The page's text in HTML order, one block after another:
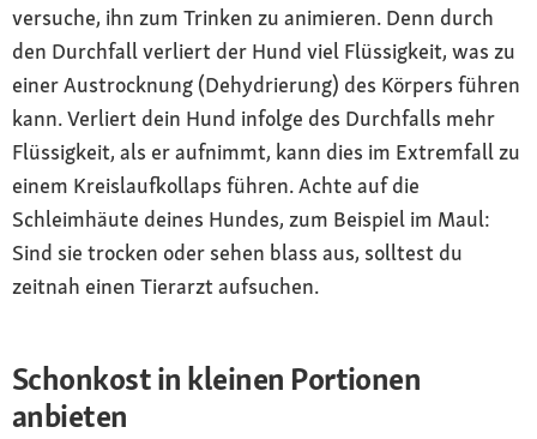
versuche, ihn zum Trinken zu animieren. Denn durch
den Durchfall verliert der Hund viel Flüssigkeit, was zu
einer Austrocknung (Dehydrierung) des Körpers führen
kann. Verliert dein Hund infolge des Durchfalls mehr
Flüssigkeit, als er aufnimmt, kann dies im Extremfall zu
einem Kreislaufkollaps führen. Achte auf die
Schleimhäute deines Hundes, zum Beispiel im Maul:
Sind sie trocken oder sehen blass aus, solltest du
zeitnah einen Tierarzt aufsuchen.
Schonkost in kleinen Portionen
anbieten